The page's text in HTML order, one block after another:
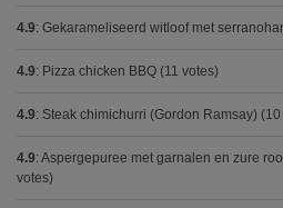
4.9: Gekarameliseerd witloof met
4.9: Pizza chicken BBQ (11 votes)
4.9: Steak chimichurri (Gordon Ramsay)
4.9: Aspergepuree met garnalen en zure
votes)